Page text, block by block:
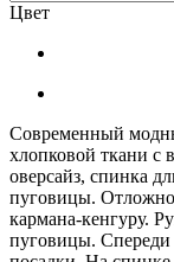
Цвет
Современный
хлопковой ткани с
оверсайз, спинка
пуговицы.
кармана-кенгуру.
пуговицы. Спереди